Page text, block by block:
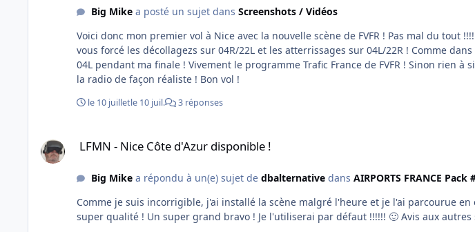
Big Mikea posté un sujet dans Screenshots / Vidéos
Voici donc mon premier vol à Nice avec la nouvelle scène de FVFR ! Pas mal du tout !!!!!!!!!!!! 🙂 Je parle de la scène, pas de mon pilotage !!!!! 😄 Au fait, Laurent et
vous forcé les décollagezs sur 04R/22L et les atterrissages sur 04L/22R ! Comme
04L pendant ma finale ! Vivement le programme Trafic France de FVFR ! Sinon rien
la radio de façon réaliste ! Bon vol !
le 10 juilletle 10 juil. 3 réponses
LFMN - Nice Côte d'Azur disponible !
Big Mikea répondu à un(e) sujet de dbalternativedans AIRPORTS FRANCE Pack
Comme je suis incorrigible, j'ai installé la scène malgré l'heure et je l'ai parcourue
super qualité ! Un super grand